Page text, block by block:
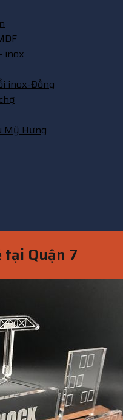
inox
inox-Đồng
Mỹ Hưng
tại Quận 7